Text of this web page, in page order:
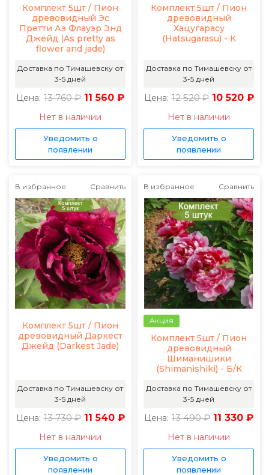
Комплект 5шт / Пион
древовидный Эс
Претти Аз Флауэр Энд
Джейд (As pretty as
flower and jade)
Доставка по Тимашевску от
3-5 дней
Цена: 13 760 ₽ 11 560 ₽
Нет в наличии
Уведомить о
появлении
Комплект 5шт / Пион
древовидный
Хацугарасу
(Hatsugarasu) - К
Доставка по Тимашевску от
3-5 дней
Цена: 12 520 ₽ 10 520 ₽
Нет в наличии
Уведомить о
появлении
В избранное Сравнить
Комплект 5шт / Пион
древовидный Даркест
Джейд (Darkest Jade)
Доставка по Тимашевску от
3-5 дней
Цена: 13 730 ₽ 11 540 ₽
Нет в наличии
Уведомить о
появлении
В избранное Сравнить
Акция
Комплект 5шт / Пион
древовидный
Шиманишики
(Shimanishiki) - Б/К
Доставка по Тимашевску от
3-5 дней
Цена: 13 490 ₽ 11 330 ₽
Нет в наличии
Уведомить о
появлении